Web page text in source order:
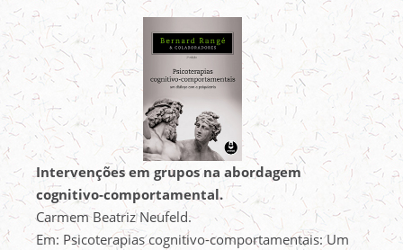
Intervenções em grupos na abordagem
cognitivo-comportamental.
Carmem Beatriz Neufeld.
Em: Psicoterapias cognitivo-comportamentais: Um